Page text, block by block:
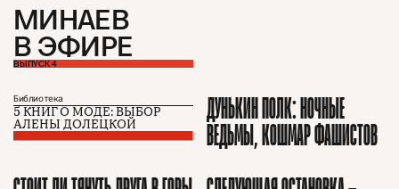
МИНАЕВ
В ЭФИРЕ
ВЫПУСК 4
Библиотека
5 КНИГ О МОДЕ: ВЫБОР
АЛЕНЫ ДОЛЕЦКОЙ
ДУНЬКИН ПОЛК: НОЧНЫЕ
ВЕДЬМЫ, КОШМАР ФАШИСТОВ
Подписаться на журнал
Пользовательское соглашение
Политика конфиденциальности
(c) ЧТИВО 2026. Все права защищены